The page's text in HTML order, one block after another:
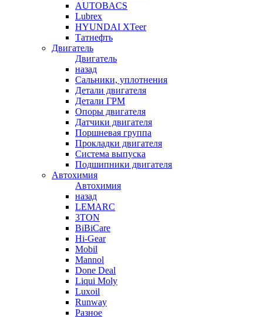
AUTOBACS
Lubrex
HYUNDAI XTeer
Татнефть
Двигатель
Двигатель
назад
Сальники, уплотнения
Детали двигателя
Детали ГРМ
Опоры двигателя
Датчики двигателя
Поршневая группа
Прокладки двигателя
Система выпуска
Подшипники двигателя
Автохимия
Автохимия
назад
LEMARC
3TON
BiBiCare
Hi-Gear
Mobil
Mannol
Done Deal
Liqui Moly
Luxoil
Runway
Разное